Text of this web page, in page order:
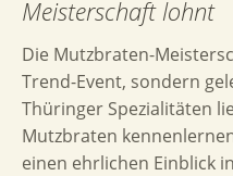
Meisterschaft lohnt
Die Mutzbraten-
Trend-Event, sondern
Thüringer Spezialitäten
Mutzbraten
einen ehrlichen Einblick